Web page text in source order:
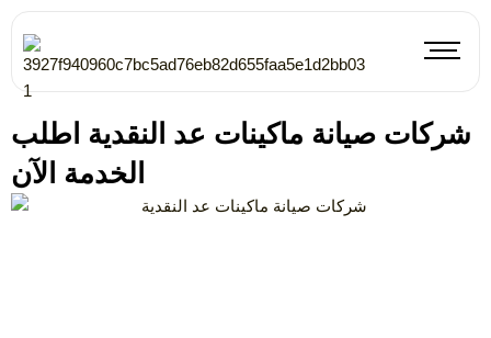
content
شركات صيانة ماكينات عد النقدية اطلب
الخدمة الآن